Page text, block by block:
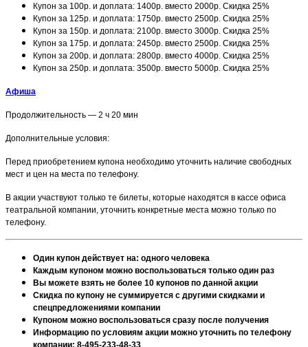
Купон за 100р. и доплата: 1400р. вместо 2000р. Скидка 25%
Купон за 125р. и доплата: 1750р. вместо 2500р. Скидка 25%
Купон за 150р. и доплата: 2100р. вместо 3000р. Скидка 25%
Купон за 175р. и доплата: 2450р. вместо 2500р. Скидка 25%
Купон за 200р. и доплата: 2800р. вместо 4000р. Скидка 25%
Купон за 250р. и доплата: 3500р. вместо 5000р. Скидка 25%
Афиша
Продолжительность — 2 ч 20 мин
Дополнительные условия:
Перед приобретением купона необходимо уточнить наличие свободных
мест и цен на места по телефону.
В акции участвуют только те билеты, которые находятся в кассе офиса
театральной компании, уточнить конкретные места можно только по
телефону.
Один купон действует на: одного человека
Каждым купоном можно воспользоваться только один раз
Вы можете взять не более 10 купонов по данной акции
Скидка по купону не суммируется с другими скидками и
спецпредложениями компании
Купоном можно воспользоваться сразу после получения
Информацию по условиям акции можно уточнить по телефону
компании: 8-495-233-48-33